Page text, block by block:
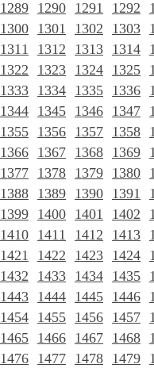
1289 1290 1291 1292
1300 1301 1302 1303
1311
1312 1313 1314
1322
1323 1324 1325
1333 1334 1335 1336
1344 1345 1346 1347
1355 1356 1357 1358
1366 1367 1368 1369
1377 1378 1379 1380
1388 1389 1390 1391
1399 1400 1401 1402
1410 1411 1412 1413
1421
1422 1423 1424
1432
1433 1434 1435
1443 1444 1445 1446
1454 1455 1456 1457
1465 1466 1467 1468
1476 1477 1478 1479